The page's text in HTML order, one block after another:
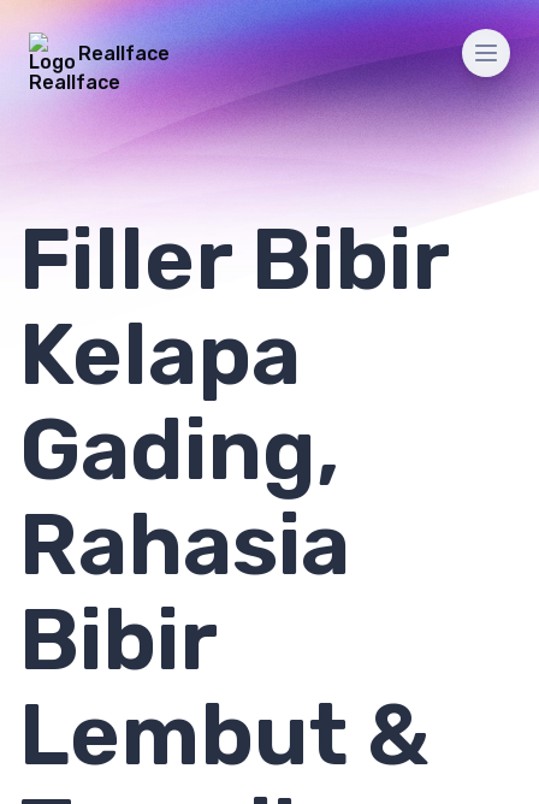
Reallface
Filler Bibir
Kelapa
Gading,
Rahasia
Bibir
Lembut &